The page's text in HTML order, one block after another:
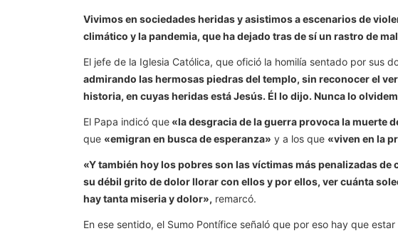
Vivimos en sociedades heridas y asistimos a escenarios de
climático y la pandemia, que ha dejado tras de sí un rastro de
El jefe de la Iglesia Católica, que ofició la homilía sentado por sus
admirando las hermosas piedras del templo, sin reconocer el
historia, en cuyas heridas está Jesús. Él lo dijo. Nunca lo
El Papa indicó que «la desgracia de la guerra provoca la muerte
que «emigran en busca de esperanza» y a los que «viven en la
«Y también hoy los pobres son las víctimas más penalizadas
su débil grito de dolor llorar con ellos y por ellos, ver cuánta
hay tanta miseria y dolor», remarcó.
En ese sentido, el Sumo Pontífice señaló que por eso hay que